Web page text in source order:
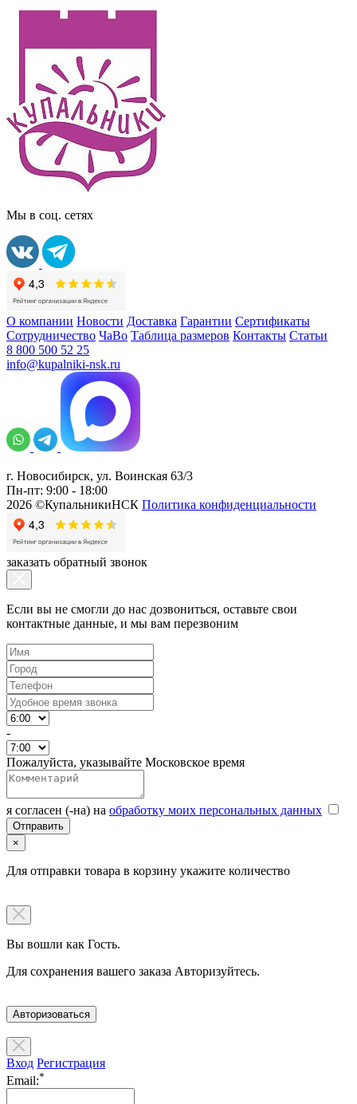
Мы в соц. сетях
О компании Новости Доставка Гарантии Сертификаты
Сотрудничество ЧаВо Таблица размеров Контакты Статьи
8 800 500 52 25
info@kupalniki-nsk.ru
г. Новосибирск, ул. Воинская 63/3
Пн-пт: 9:00 - 18:00
2026 ©КупальникиНСК Политика конфиденциальности
заказать обратный звонок
Если вы не смогли до нас дозвониться, оставьте свои
контактные данные, и мы вам перезвоним
-
Пожалуйста, указывайте Московское время
я согласен (-на) на обработку моих персональных данных
×
Для отправки товара в корзину укажите количество
Вы вошли как Гость.
Для сохранения вашего заказа Авторизуйтесь.
Авторизоваться
Вход Регистрация
Email:*